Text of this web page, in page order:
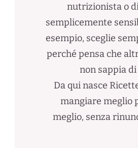
nutrizionista o
semplicemente
esempio, sceglie
perché pensa che
non sappia
Da qui nasce
mangiare meglio
meglio, senza